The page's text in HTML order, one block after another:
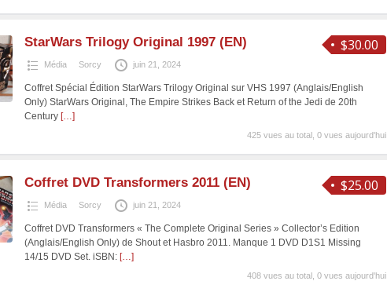
$30.00
StarWars Trilogy Original 1997 (EN)
Média Sorcy juin 21, 2024
Coffret Spécial Édition StarWars Trilogy Original sur VHS 1997 (Anglais/English
Only) StarWars Original, The Empire Strikes Back et Return of the Jedi de 20th
Century […]
425 vues au total, 0 vues aujourd'hui
$25.00
Coffret DVD Transformers 2011 (EN)
Média Sorcy juin 21, 2024
Coffret DVD Transformers « The Complete Original Series » Collector’s Edition
(Anglais/English Only) de Shout et Hasbro 2011. Manque 1 DVD D1S1 Missing
14/15 DVD Set. iSBN: […]
408 vues au total, 0 vues aujourd'hui